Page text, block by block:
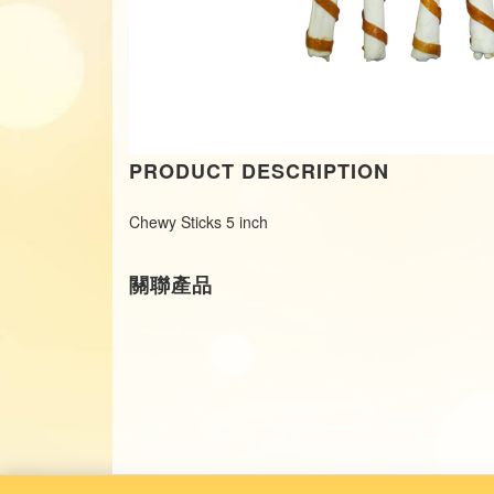
PRODUCT DESCRIPTION
Chewy Sticks 5 inch
關聯產品